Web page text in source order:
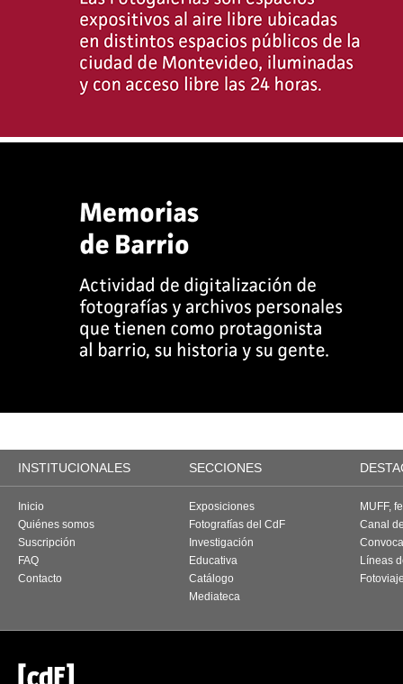
INSTITUCIONALES SECCIONES
Inicio
Quiénes somos
Suscripción
FAQ
Contacto
Exposiciones
Fotografías del CdF
Investigación
Educativa
Catálogo
Mediateca
MUFF,
Canal
Líneas